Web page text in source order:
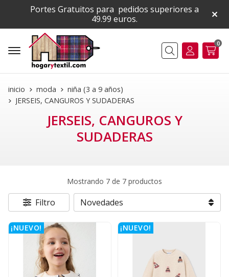
Portes Gratuitos para pedidos superiores a
49.99 euros.
Buscar
0
inicio moda
niña (3 a 9 años)
JERSEIS, CANGUROS Y SUDADERAS
JERSEIS, CANGUROS Y
SUDADERAS
Mostrando 7 de 7 productos
Filtro
¡NUEVO! ¡NUEVO!